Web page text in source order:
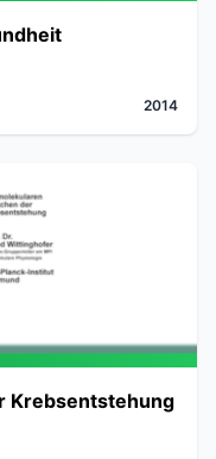
2014
Krebsentstehung